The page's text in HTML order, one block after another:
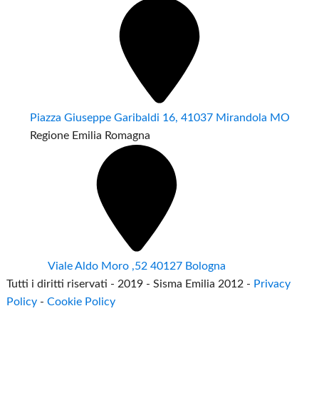
Piazza Giuseppe Garibaldi 16, 41037 Mirandola MO
Regione Emilia Romagna
Viale Aldo Moro ,52 40127 Bologna
Tutti i diritti riservati - 2019 - Sisma Emilia 2012 - Privacy
Policy -Cookie Policy